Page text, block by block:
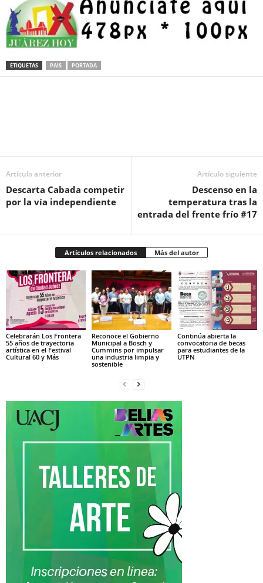
ETIQUETAS PAIS PORTADA
Artículo anterior
Descarta Cabada competir
por la vía independiente
Artículo siguiente
Descenso en la
temperatura tras la
entrada del frente frío #17
Artículos relacionados Más del autor
Celebrarán Los Frontera
55 años de trayectoria
artística en el Festival
Cultural 60 y Más
Reconoce el Gobierno
Municipal a Bosch y
Cummins por impulsar
una industria limpia y
sostenible
Continúa abierta la
convocatoria de becas
para estudiantes de la
UTPN